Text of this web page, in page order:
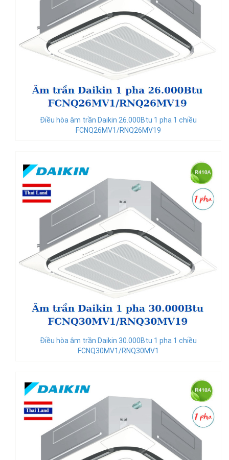
Điều hòa âm trần Daikin 26.000Btu 1 pha 1 chiều
FCNQ26MV1/RNQ26MV19
Điều hòa âm trần Daikin 30.000Btu 1 pha 1 chiều
FCNQ30MV1/RNQ30MV1